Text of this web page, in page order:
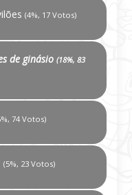
(4%, 17 Votos)
de ginásio (18%, 83
74 Votos)
(5%, 23 Votos)